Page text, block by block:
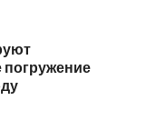
погружение